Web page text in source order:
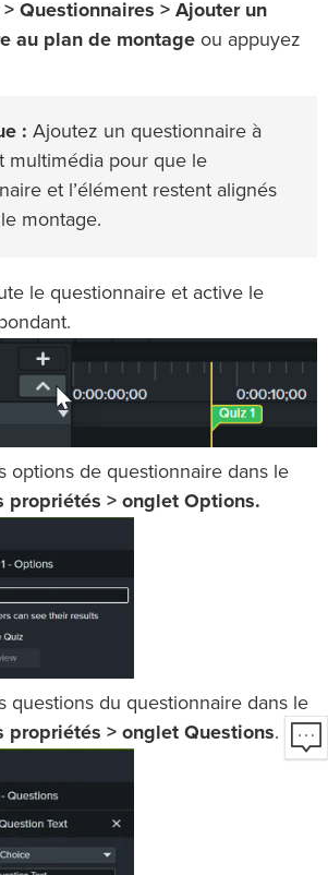
Questionnaires > Ajouter un
au plan de montage ou appuyez
: Ajoutez un questionnaire à
multimédia pour que le
et l’élément restent alignés
montage.
le questionnaire et active le
options de questionnaire dans le
propriétés > onglet Options.
questions du questionnaire dans le
propriétés > onglet Questions.